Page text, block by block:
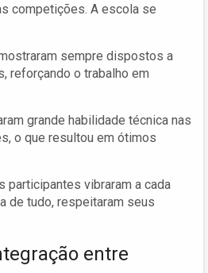
competições. A escola se
sempre dispostos a
reforçando o trabalho em
grande habilidade técnica nas
o que resultou em ótimos
participantes vibraram a cada
de tudo, respeitaram seus
entre